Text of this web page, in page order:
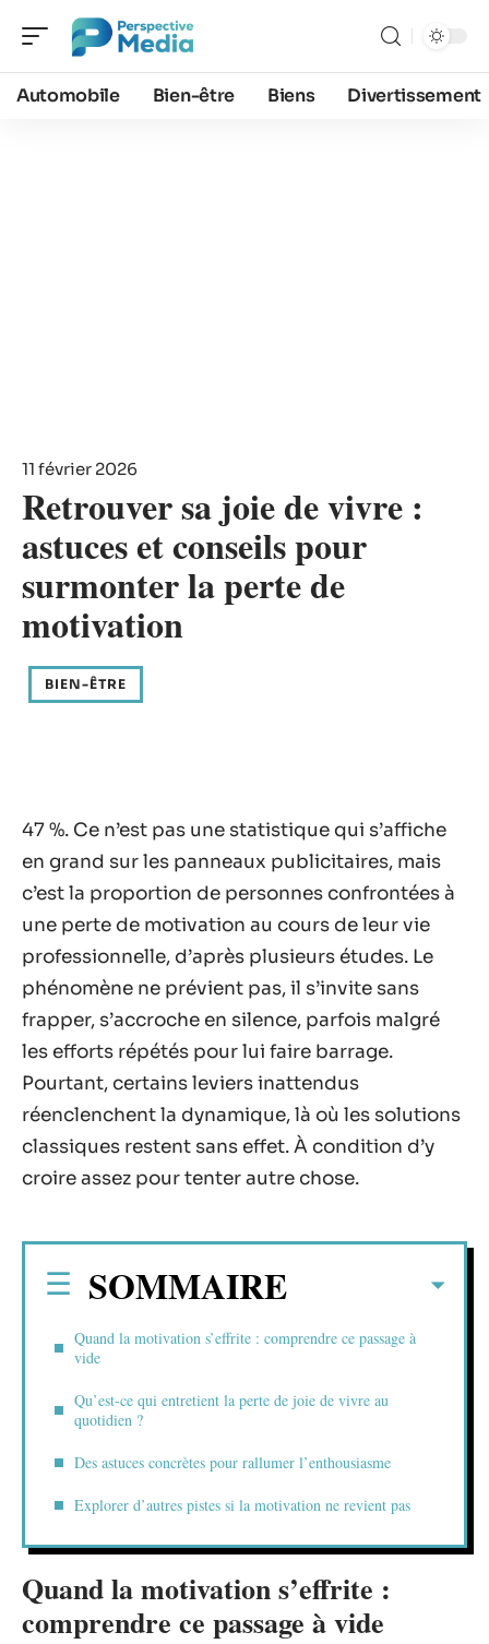
Automobile Bien-être Biens Divertissement
11 février 2026
Retrouver sa joie de vivre :
astuces et conseils pour
surmonter la perte de
motivation
BIEN-ÊTRE
47 %. Ce n’est pas une statistique qui s’affiche
en grand sur les panneaux publicitaires, mais
c’est la proportion de personnes confrontées à
une perte de motivation au cours de leur vie
professionnelle, d’après plusieurs études. Le
phénomène ne prévient pas, il s’invite sans
frapper, s’accroche en silence, parfois malgré
les efforts répétés pour lui faire barrage.
Pourtant, certains leviers inattendus
réenclenchent la dynamique, là où les solutions
classiques restent sans effet. À condition d’y
croire assez pour tenter autre chose.
SOMMAIRE
Quand la motivation s’effrite : comprendre ce passage à
vide
Qu’est-ce qui entretient la perte de joie de vivre au
quotidien ?
Des astuces concrètes pour rallumer l’enthousiasme
Explorer d’autres pistes si la motivation ne revient pas
Quand la motivation s’effrite :
comprendre ce passage à vide